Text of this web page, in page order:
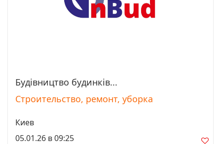
Просмотреть
Будівництво будинків...
Строительство, ремонт, уборка
Киев
05.01.26 в 09:25